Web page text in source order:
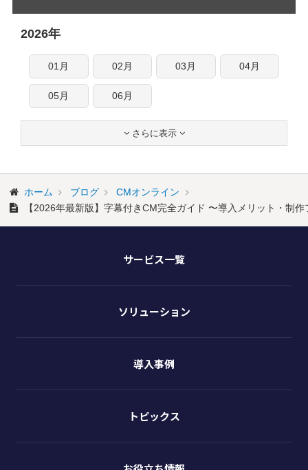
2026年
01月 02月 03月 04月
05月 06月
さらに表示 
ホーム ブログ
CMオンライン
【2026年最新版】字幕付きCM完全ガイド 〜導入メリット・制
サービス一覧
ソリューション
導入事例
トピックス